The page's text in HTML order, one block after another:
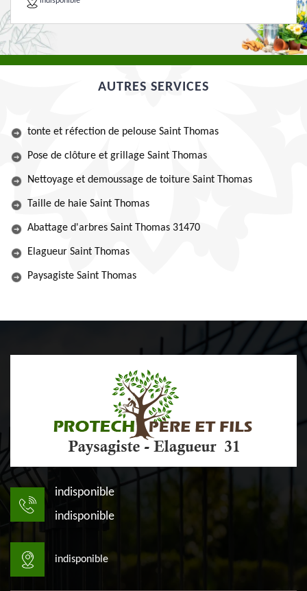
AUTRES SERVICES
tonte et réfection de pelouse Saint Thomas
Pose de clôture et grillage Saint Thomas
Nettoyage et demoussage de toiture Saint Thomas
Taille de haie Saint Thomas
Abattage d'arbres Saint Thomas 31470
Elagueur Saint Thomas
Paysagiste Saint Thomas
indisponible
indisponible
indisponible